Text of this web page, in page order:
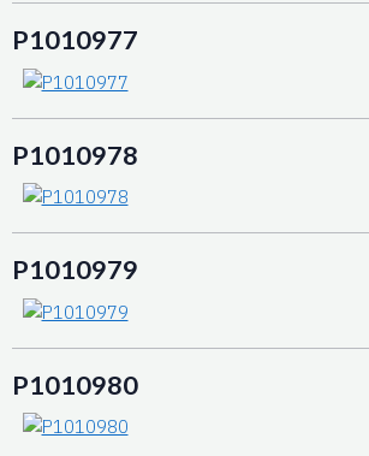
P1010977
P1010978
P1010979
P1010980